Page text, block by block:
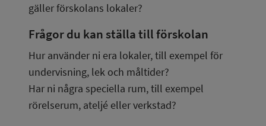
gäller förskolans lokaler?
Frågor du kan ställa till förskolan
Hur använder ni era lokaler, till exempel för
undervisning, lek och måltider?
Har ni några speciella rum, till exempel
rörelserum, ateljé eller verkstad?